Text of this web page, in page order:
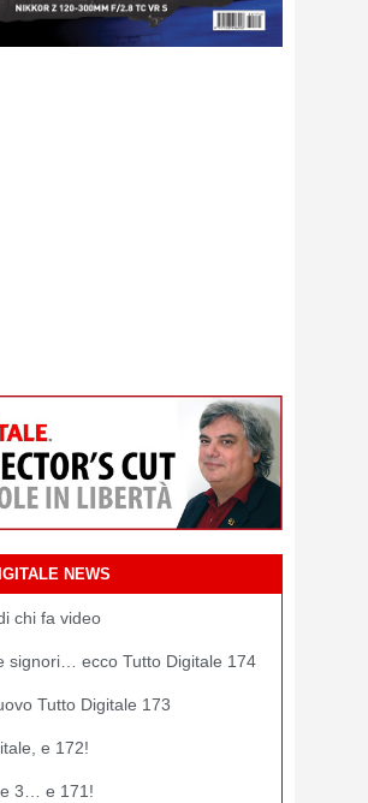
NEWS
chi fa video
signori… ecco Tutto Digitale 174
Tutto Digitale 173
e 172!
3… e 171!